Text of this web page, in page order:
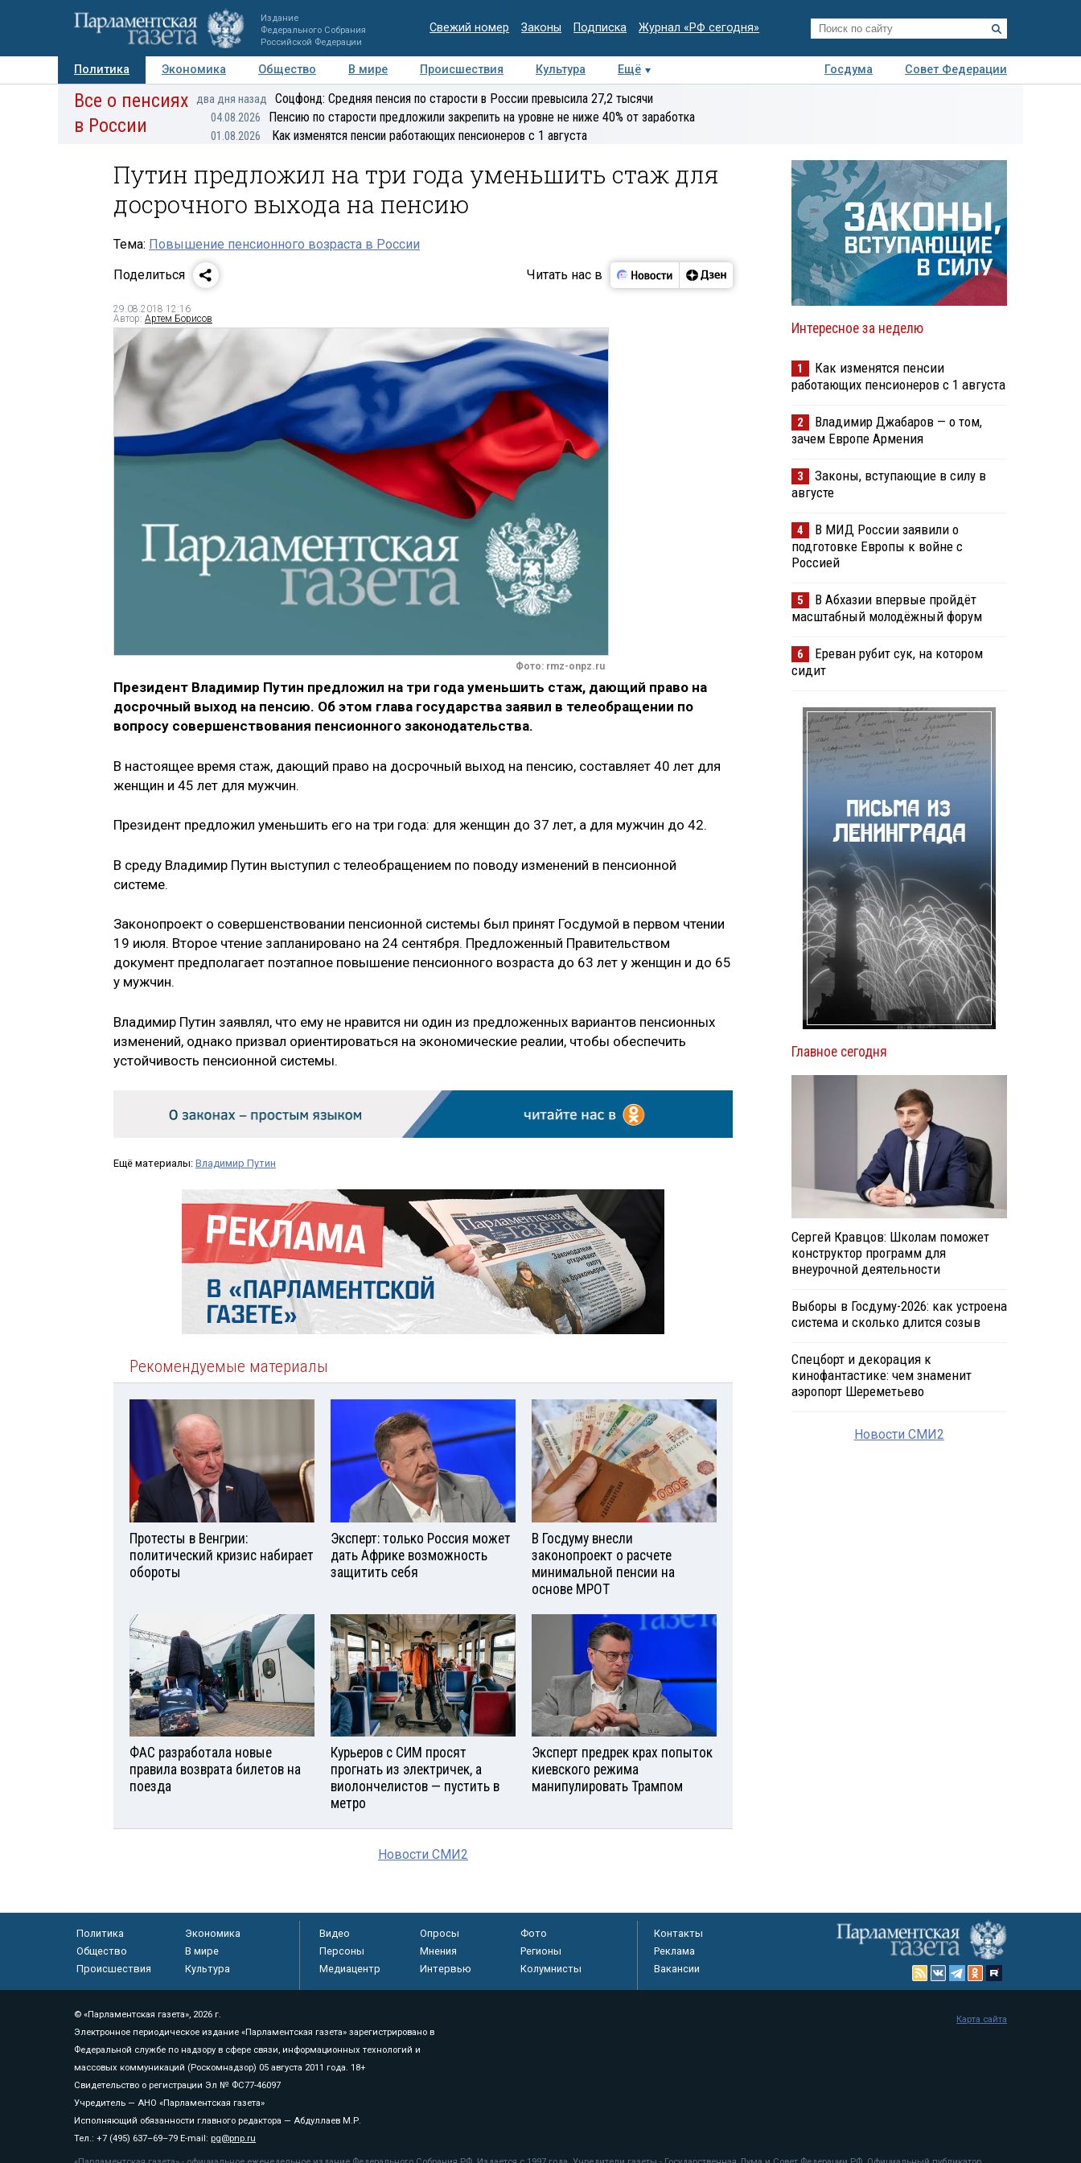
Издание
Федерального Собрания
Российской Федерации
Свежий номер Законы Подписка Журнал «РФ сегодня»
Политика Экономика Общество В мире Происшествия Культура Ещё Госдума
Совет Федерации
Авторы Персоны Мнения Регионы Медиацентр Интервью Колумнисты
Все о пенсиях
в России
два дня назад Соцфонд: Средняя пенсия по старости в России превысила 27,2 тысячи
04.08.2026 Пенсию по старости предложили закрепить на уровне не ниже 40% от заработка
01.08.2026 Как изменятся пенсии работающих пенсионеров с 1 августа
Путин предложил на три года уменьшить стаж для
досрочного выхода на пенсию
Тема: Повышение пенсионного возраста в России
Поделиться
Читать нас в
29.08.2018 12:16
Автор: Артем Борисов
Фото: rmz-onpz.ru
Президент Владимир Путин предложил на три года уменьшить стаж, дающий право на
досрочный выход на пенсию. Об этом глава государства заявил в телеобращении по
вопросу совершенствования пенсионного законодательства.
В настоящее время стаж, дающий право на досрочный выход на пенсию, составляет 40 лет для
женщин и 45 лет для мужчин.
Президент предложил уменьшить его на три года: для женщин до 37 лет, а для мужчин до 42.
В среду Владимир Путин выступил с телеобращением по поводу изменений в пенсионной
системе.
Законопроект о совершенствовании пенсионной системы был принят Госдумой в первом чтении
19 июля. Второе чтение запланировано на 24 сентября. Предложенный Правительством
документ предполагает поэтапное повышение пенсионного возраста до 63 лет у женщин и до 65
у мужчин.
Владимир Путин заявлял, что ему не нравится ни один из предложенных вариантов пенсионных
изменений, однако призвал ориентироваться на экономические реалии, чтобы обеспечить
устойчивость пенсионной системы.
Ещё материалы: Владимир Путин
Рекомендуемые материалы
Протесты в Венгрии:
политический кризис набирает
обороты
Эксперт: только Россия может
дать Африке возможность
защитить себя
В Госдуму внесли
законопроект о расчете
минимальной пенсии на
основе МРОТ
ФАС разработала новые
правила возврата билетов на
поезда
Курьеров с СИМ просят
прогнать из электричек, а
виолончелистов — пустить в
метро
Эксперт предрек крах попыток
киевского режима
манипулировать Трампом
Новости СМИ2
Интересное за неделю
1
Как изменятся пенсии
работающих пенсионеров с 1 августа
2
Владимир Джабаров — о том,
зачем Европе Армения
3
Законы, вступающие в силу в
августе
4
В МИД России заявили о
подготовке Европы к войне с
Россией
5
В Абхазии впервые пройдёт
масштабный молодёжный форум
6
Ереван рубит сук, на котором
сидит
Главное сегодня
Сергей Кравцов: Школам поможет
конструктор программ для
внеурочной деятельности
Выборы в Госдуму-2026: как устроена
система и сколько длится созыв
Спецборт и декорация к
кинофантастике: чем знаменит
аэропорт Шереметьево
Новости СМИ2
Политика
Экономика
Общество
В мире
Происшествия
Культура
Видео Опросы
Фото
Персоны
Мнения
Регионы
Медиацентр
Интервью Колумнисты
Контакты
Реклама
Вакансии
© «Парламентская газета», 2026 г.
Электронное периодическое издание «Парламентская газета» зарегистрировано в
Федеральной службе по надзору в сфере связи, информационных технологий и
массовых коммуникаций (Роскомнадзор) 05 августа 2011 года. 18+
Свидетельство о регистрации Эл № ФС77-46097
Учредитель — АНО «Парламентская газета»
Исполняющий обязанности главного редактора — Абдуллаев М.Р.
Тел.: +7 (495) 637–69–79 E-mail: pg@pnp.ru
Карта сайта